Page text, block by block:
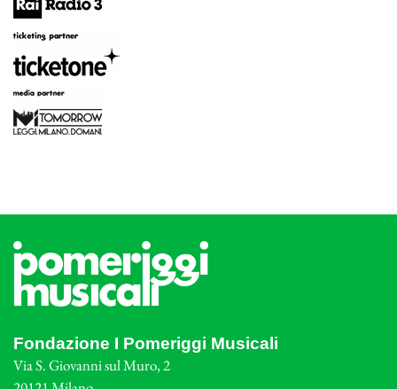
Fondazione I Pomeriggi Musicali
Via S. Giovanni sul Muro, 2